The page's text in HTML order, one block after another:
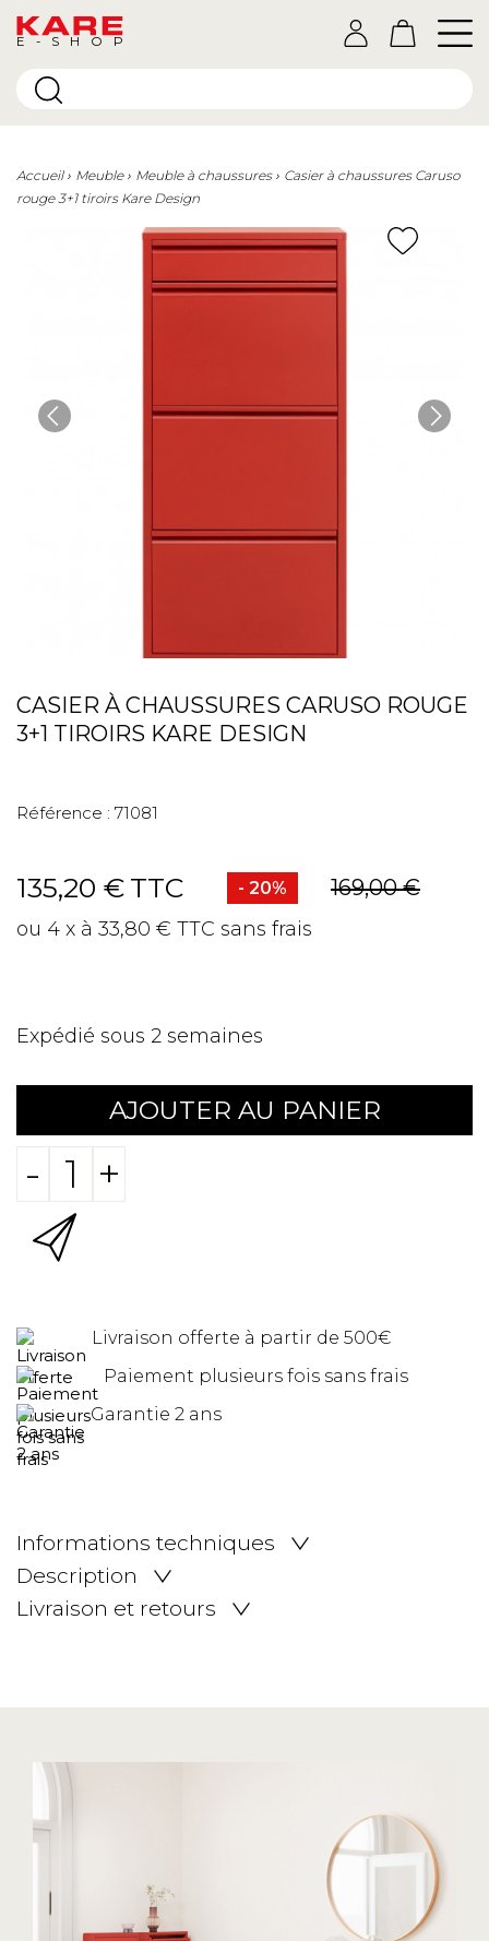
E-SHOP
Accueil Meuble Meuble à chaussures
Casier à chaussures Caruso
rouge 3+1 tiroirs Kare Design
CASIER À CHAUSSURES CARUSO ROUGE
3+1 TIROIRS KARE DESIGN
Référence : 71081
135,20 € TTC - 20% 169,00 €
ou 4 x à 33,80 € TTC sans frais
Expédié sous 2 semaines
AJOUTER AU PANIER
- +
Livraison offerte à partir de 500€
Paiement plusieurs fois sans frais
Garantie 2 ans
Informations techniques
Description
Livraison et retours